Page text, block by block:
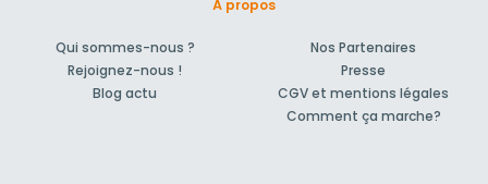
À propos
Qui sommes-nous ?
Rejoignez-nous !
Blog actu
Nos Partenaires
Presse
CGV et mentions légales
Comment ça marche?